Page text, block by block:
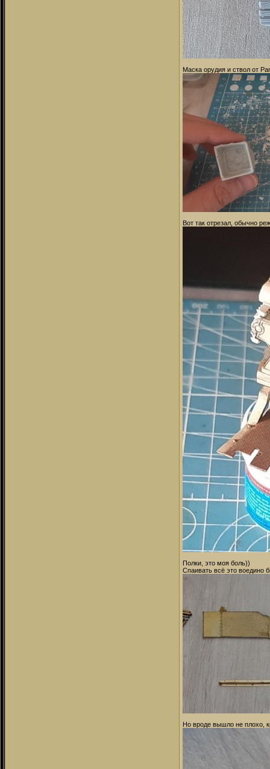
Маска орудия и ствол от
Вот так отрезал, обычно
Полки, это моя боль))
Спаивать всё это воедино
Но вроде вышло не плохо,